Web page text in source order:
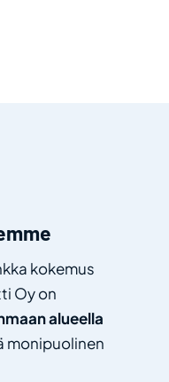
kokemus
Oyon
alueella
monipuolinen